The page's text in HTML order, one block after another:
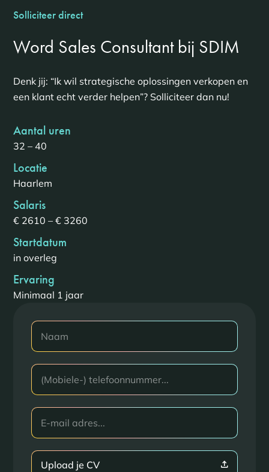
Solliciteer direct
Word Sales Consultant bij SDIM
Denk jij: “Ik wil strategische oplossingen verkopen en
een klant echt verder helpen”? Solliciteer dan nu!
Aantal uren
32 – 40
Locatie
Haarlem
Salaris
€ 2610 – € 3260
Startdatum
in overleg
Ervaring
Minimaal 1 jaar
Upload je CV